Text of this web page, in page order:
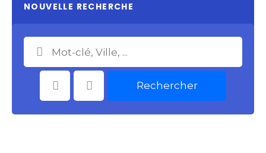
NOUVELLE RECHERCHE
Catégories Choisir le Lieu Rechercher